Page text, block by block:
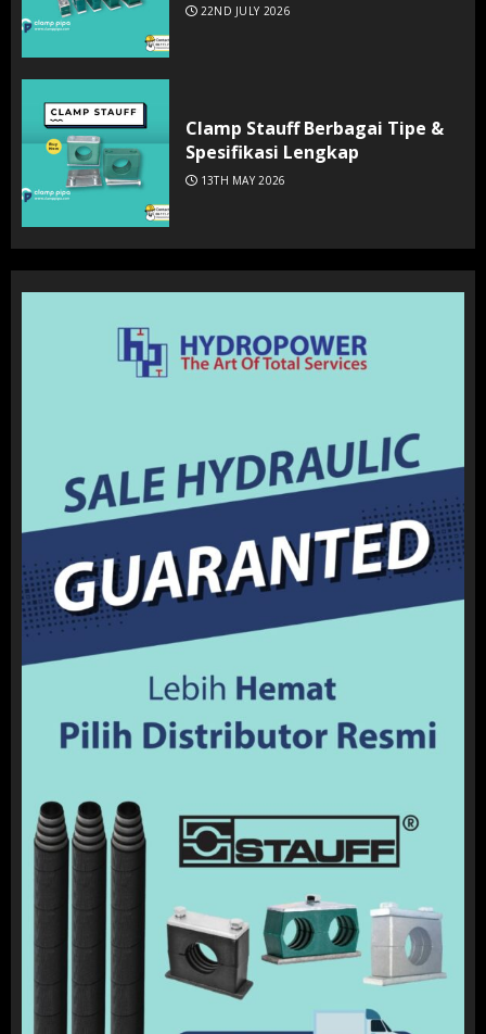
22ND JULY 2026
Clamp Stauff Berbagai Tipe &
Spesifikasi Lengkap
13TH MAY 2026